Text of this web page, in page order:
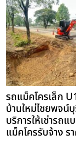
รถแม็คโครเล็ก
บ้านใหม่ไชยพจน์
บริการให้เช่ารถแ
แม็คโครรับจ้าง ร